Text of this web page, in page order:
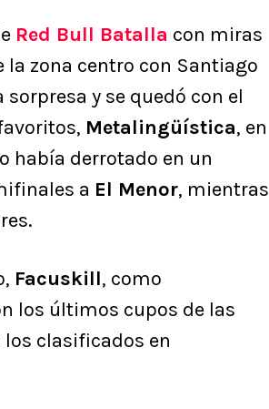
Red Bull Batalla con miras
la zona centro con Santiago
sorpresa y se quedó con el
Metalingüística, en
había derrotado en un
a El Menor, mientras
Facuskill, como
los últimos cupos de las
los clasificados en